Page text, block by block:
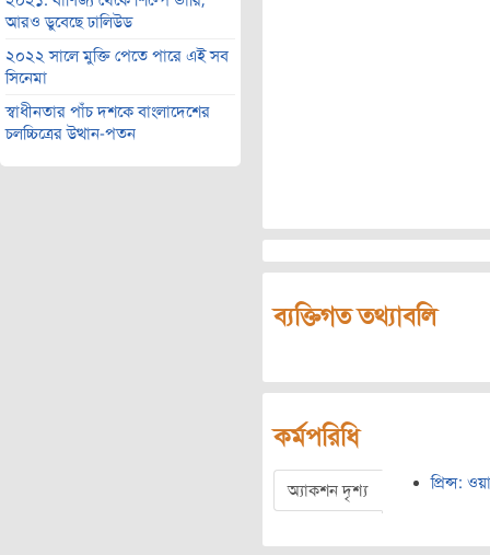
আরও ডুবেছে ঢালিউড
২০২২ সালে মুক্তি পেতে পারে এই সব
সিনেমা
স্বাধীনতার পাঁচ দশকে বাংলাদেশের
চলচ্চিত্রের উত্থান-পতন
ব্যক্তিগত তথ্যাবলি
কর্মপরিধি
অ্যাকশন দৃশ্য প্রিন্স: